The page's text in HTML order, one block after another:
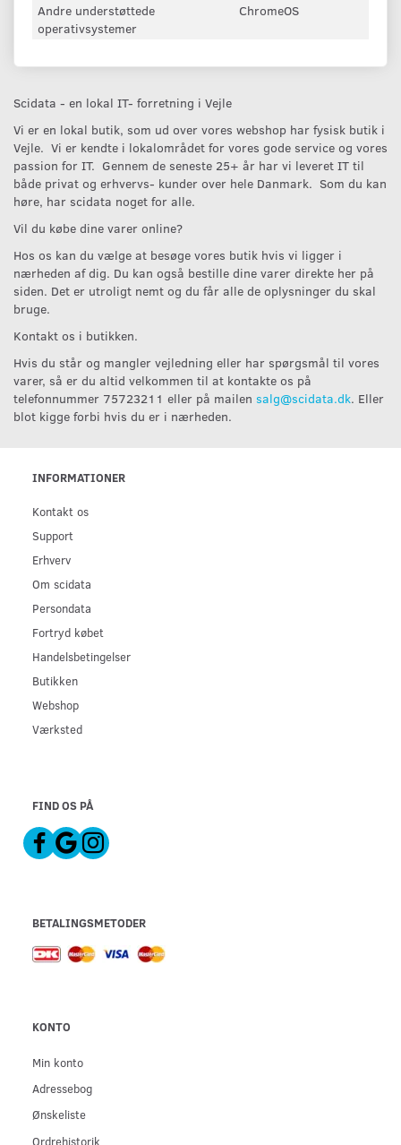
Andre understøttede
operativsystemer
ChromeOS
Scidata - en lokal IT- forretning i Vejle
Vi er en lokal butik, som ud over vores webshop har fysisk butik i
Vejle. Vi er kendte i lokalområdet for vores gode service og vores
passion for IT. Gennem de seneste 25+ år har vi leveret IT til
både privat og erhvervs- kunder over hele Danmark. Som du kan
høre, har scidata noget for alle.
Vil du købe dine varer online?
Hos os kan du vælge at besøge vores butik hvis vi ligger i
nærheden af dig. Du kan også bestille dine varer direkte her på
siden. Det er utroligt nemt og du får alle de oplysninger du skal
bruge.
Kontakt os i butikken.
Hvis du står og mangler vejledning eller har spørgsmål til vores
varer, så er du altid velkommen til at kontakte os på
telefonnummer 75723211 eller på mailen salg@scidata.dk. Eller
blot kigge forbi hvis du er i nærheden.
INFORMATIONER
Kontakt os
Support
Erhverv
Om scidata
Persondata
Fortryd købet
Handelsbetingelser
Butikken
Webshop
Værksted
FIND OS PÅ
BETALINGSMETODER
KONTO
Min konto
Adressebog
Ønskeliste
Ordrehistorik